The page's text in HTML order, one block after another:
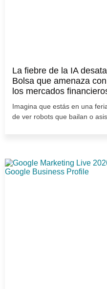
La fiebre de la IA
Bolsa que amenaza
los mercados
Imagina que estás en una
de ver robots que bailan o